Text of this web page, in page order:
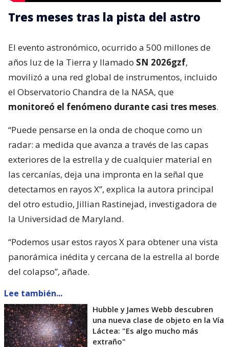
Tres meses tras la pista del astro
El evento astronómico, ocurrido a 500 millones de
años luz de la Tierra y llamado SN 2026gzf,
movilizó a una red global de instrumentos, incluido
el Observatorio Chandra de la NASA, que
monitoreó el fenómeno durante casi tres meses.
“Puede pensarse en la onda de choque como un
radar: a medida que avanza a través de las capas
exteriores de la estrella y de cualquier material en
las cercanías, deja una impronta en la señal que
detectamos en rayos X”, explica la autora principal
del otro estudio, Jillian Rastinejad, investigadora de
la Universidad de Maryland.
“Podemos usar estos rayos X para obtener una vista
panorámica inédita y cercana de la estrella al borde
del colapso”, añade.
Lee también...
Hubble y James Webb descubren
una nueva clase de objeto en la Vía
Láctea: "Es algo mucho más
extraño"